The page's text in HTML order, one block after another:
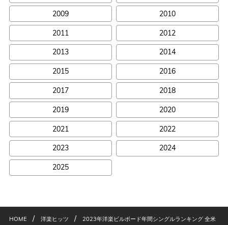
2009 2010
2011 2012
2013 2014
2015 2016
2017 2018
2019 2020
2021 2022
2023 2024
2025
HOME / 洋楽ヒッツ /
2023年洋楽ビルボード年間シングルランキング 全米